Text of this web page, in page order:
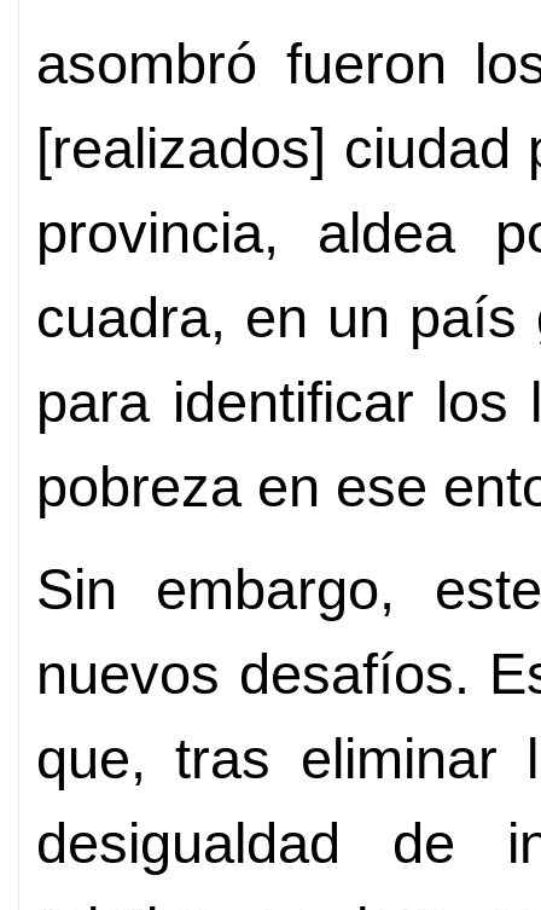
asombró fueron
[realizados] ciudad
provincia, aldea
cuadra, en un país
para identificar los
pobreza en ese
Sin embargo,
nuevos desafíos.
que, tras eliminar
desigualdad de